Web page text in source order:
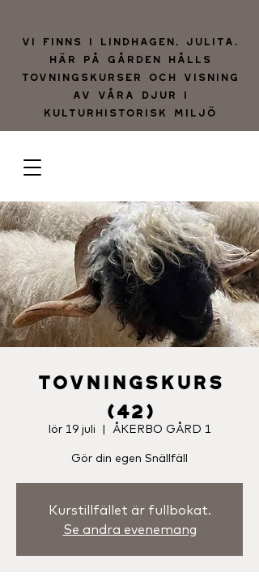
Vi finns i lindhagen, julita.
Här på gården hålls
tovningskurser och visning
av våra djur i
kulturhistorisk miljö
Tovningskurs
(42)
lör 19 juli
  |
ÅKERBO GÅRD 1
Gör din egen Snällfäll
Kurstillfället är fullbokat.
Se andra evenemang